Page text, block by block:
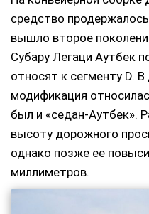
средство
вышло второе
Субару Легаци Аутбек
относят к сегменту D.
модификация
был и «седан-Аутбек».
высоту дорожного
однако позже ее
миллиметров.